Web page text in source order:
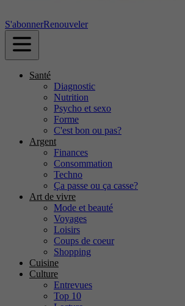
S'abonnerRenouveler
Santé
Diagnostic
Nutrition
Psycho et sexo
Forme
C'est bon ou pas?
Argent
Finances
Consommation
Techno
Ça passe ou ça casse?
Art de vivre
Mode et beauté
Voyages
Loisirs
Coups de coeur
Shopping
Cuisine
Culture
Entrevues
Top 10